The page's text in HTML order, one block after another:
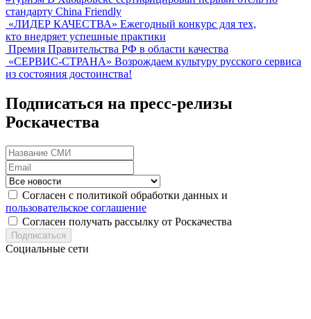
стандарту China Friendly
«ЛИДЕР КАЧЕСТВА» Ежегодный конкурс для тех,
кто внедряет успешные практики
Премия Правительства РФ в области качества
«СЕРВИС-СТРАНА» Возрождаем культуру русского сервиса
из состояния достоинства!
Подписаться на пресс-релизы
Роскачества
Согласен с политикой обработки данных и
пользовательское соглашение
Согласен получать рассылку от Роскачества
Подписаться
Социальные сети